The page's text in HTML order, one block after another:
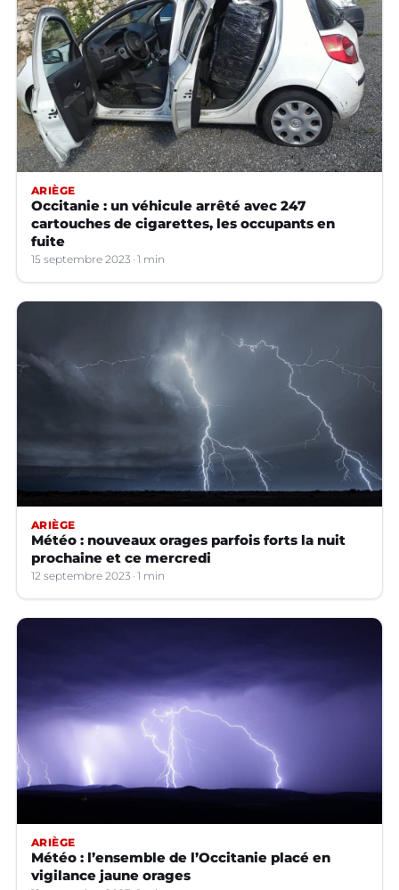
ARIÈGE
Occitanie : un véhicule arrêté avec 247
cartouches de cigarettes, les occupants en
fuite
15 septembre 2023 1 min
ARIÈGE
Météo : nouveaux orages parfois forts la nuit
prochaine et ce mercredi
12 septembre 2023 1 min
ARIÈGE
Météo : l’ensemble de l’Occitanie placé en
vigilance jaune orages